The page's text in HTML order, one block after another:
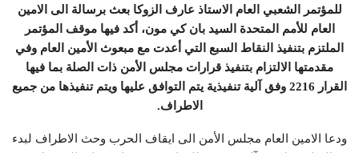
للمؤتمر الشعبي العام الاستاذ عارف الزوكا بعث برسالة الى الامين
العام للأمم المتحدة السيد بان كي مون، أكد فيها موقف المؤتمر
الملتزم بتنفيذ النقاط السبع التي أعدت مع مبعوث الأمين العام وفي
مقدمتها الالتزام بتنفيذ قرارات مجلس الأمن ذات الصلة بما فيها
القرار 2216 وفق آلية تنفيذية يتم التوافق عليها ويتم تنفيذها من جميع
الاطراف.
ودعا الامين العام مجلس الأمن الى ايقاف الحرب وحث الاطراف لبدء